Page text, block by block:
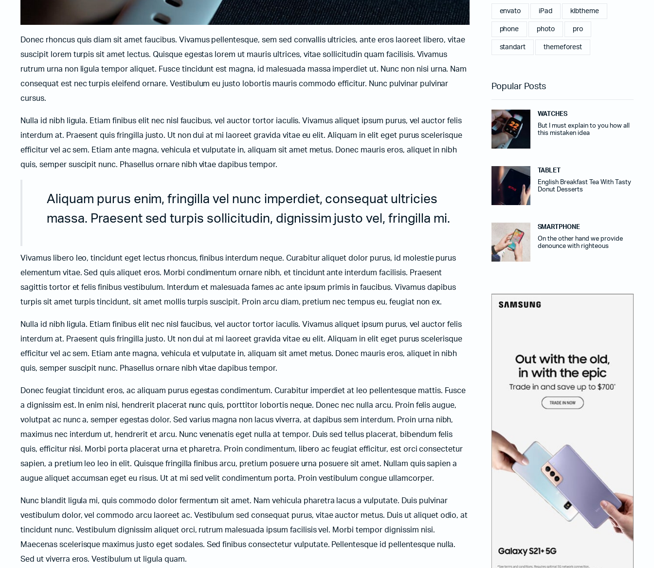
Donec rhoncus quis diam sit amet faucibus. Vivamus pellentesque, sem sed convallis ultricies, ante eros laoreet libero, vitae
suscipit lorem turpis sit amet lectus. Quisque egestas lorem ut mauris ultrices, vitae sollicitudin quam facilisis. Vivamus
rutrum urna non ligula tempor aliquet. Fusce tincidunt est magna, id malesuada massa imperdiet ut. Nunc non nisi urna. Nam
consequat est nec turpis eleifend ornare. Vestibulum eu justo lobortis mauris commodo efficitur. Nunc pulvinar pulvinar
cursus.
Nulla id nibh ligula. Etiam finibus elit nec nisl faucibus, vel auctor tortor iaculis. Vivamus aliquet ipsum purus, vel auctor felis
interdum at. Praesent quis fringilla justo. Ut non dui at mi laoreet gravida vitae eu elit. Aliquam in elit eget purus scelerisque
efficitur vel ac sem. Etiam ante magna, vehicula et vulputate in, aliquam sit amet metus. Donec mauris eros, aliquet in nibh
quis, semper suscipit nunc. Phasellus ornare nibh vitae dapibus tempor.
Aliquam purus enim, fringilla vel nunc imperdiet, consequat ultricies
massa. Praesent sed turpis sollicitudin, dignissim justo vel, fringilla mi.
Vivamus libero leo, tincidunt eget lectus rhoncus, finibus interdum neque. Curabitur aliquet dolor purus, id molestie purus
elementum vitae. Sed quis aliquet eros. Morbi condimentum ornare nibh, et tincidunt ante interdum facilisis. Praesent
sagittis tortor et felis finibus vestibulum. Interdum et malesuada fames ac ante ipsum primis in faucibus. Vivamus dapibus
turpis sit amet turpis tincidunt, sit amet mollis turpis suscipit. Proin arcu diam, pretium nec tempus eu, feugiat non ex.
Nulla id nibh ligula. Etiam finibus elit nec nisl faucibus, vel auctor tortor iaculis. Vivamus aliquet ipsum purus, vel auctor felis
interdum at. Praesent quis fringilla justo. Ut non dui at mi laoreet gravida vitae eu elit. Aliquam in elit eget purus scelerisque
efficitur vel ac sem. Etiam ante magna, vehicula et vulputate in, aliquam sit amet metus. Donec mauris eros, aliquet in nibh
quis, semper suscipit nunc. Phasellus ornare nibh vitae dapibus tempor.
Donec feugiat tincidunt eros, ac aliquam purus egestas condimentum. Curabitur imperdiet at leo pellentesque mattis. Fusce
a dignissim est. In enim nisi, hendrerit placerat nunc quis, porttitor lobortis neque. Donec nec nulla arcu. Proin felis augue,
volutpat ac nunc a, semper egestas dolor. Sed varius magna non lacus viverra, at dapibus sem interdum. Proin urna nibh,
maximus nec interdum ut, hendrerit et arcu. Nunc venenatis eget nulla at tempor. Duis sed tellus placerat, bibendum felis
quis, efficitur nisi. Morbi porta placerat urna et pharetra. Proin condimentum, libero ac feugiat efficitur, est orci consectetur
sapien, a pretium leo leo in elit. Quisque fringilla finibus arcu, pretium posuere urna posuere sit amet. Nullam quis sapien a
augue aliquet accumsan eget eu risus. Ut at mi sed velit condimentum porta. Proin vestibulum congue ullamcorper.
Nunc blandit ligula mi, quis commodo dolor fermentum sit amet. Nam vehicula pharetra lacus a vulputate. Duis pulvinar
vestibulum dolor, vel commodo arcu laoreet ac. Vestibulum sed consequat purus, vitae auctor metus. Duis ut aliquet odio, at
tincidunt nunc. Vestibulum dignissim aliquet orci, rutrum malesuada ipsum facilisis vel. Morbi tempor dignissim nisi.
Maecenas scelerisque maximus justo eget sodales. Sed finibus consectetur vulputate. Pellentesque id pellentesque nulla.
Sed ut viverra eros. Vestibulum ut ligula quam.
envato iPad klbtheme
phone photo pro
standart themeforest
Popular Posts
WATCHES
But I must explain to you how all
this mistaken idea
TABLET
English Breakfast Tea With Tasty
Donut Desserts
SMARTPHONE
On the other hand we provide
denounce with righteous